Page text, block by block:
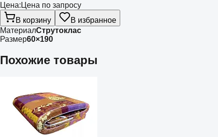
Цена: Цена по запросу
В корзину
В избранное
МатериалСтрутоклас
Размер60×190
Похожие товары